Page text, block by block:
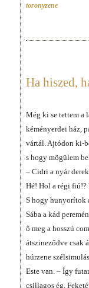
toronyzene
Ha hiszed,
Még ki se tettem a
kéményerdei ház,
vártál. Ajtódon ki-
s hogy mögülem
– Cidri a nyár
Hé! Hol a régi
S hogy hunyorítok
Sába a kád
ő meg a hosszú
átszineződve csak
húrzene
Este van. – Így
csillagos ég.